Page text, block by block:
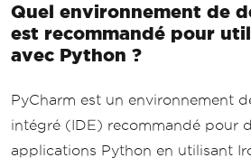
Quel environnement de
est recommandé pour
avec Python ?
PyCharm est un environnement
intégré (IDE) recommandé pour
applications Python en utilisant